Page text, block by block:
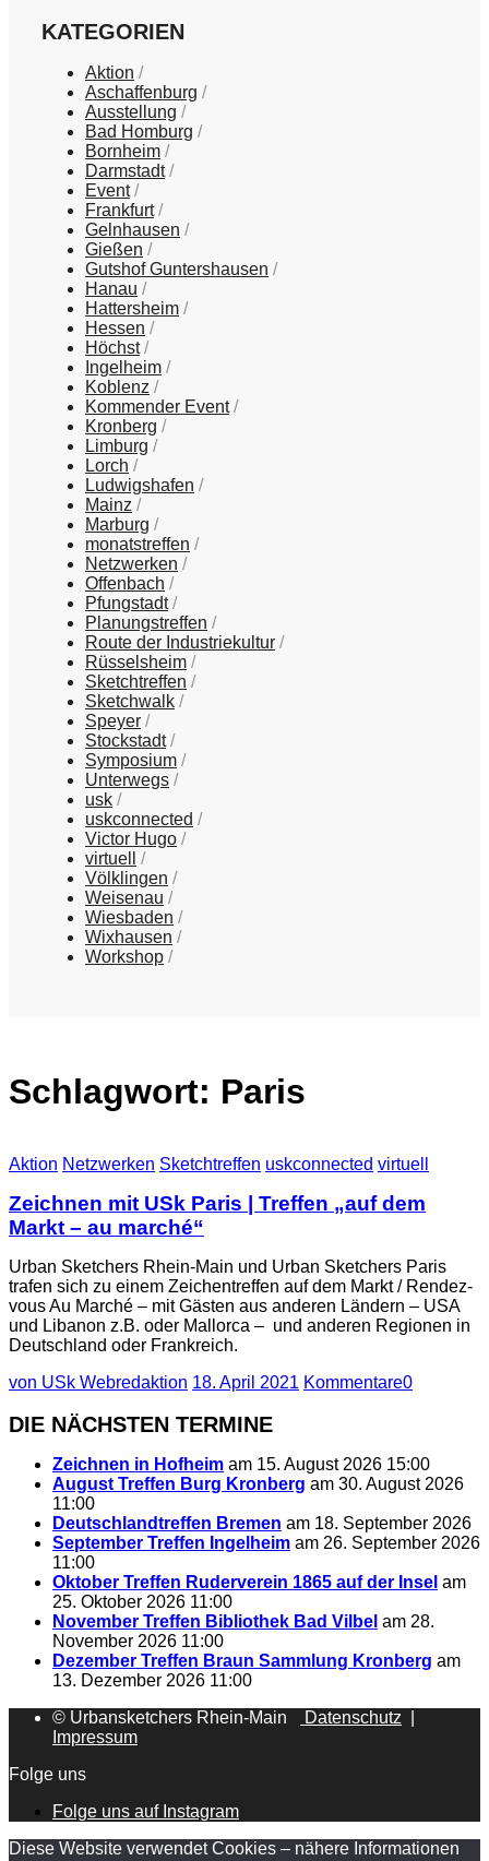
KATEGORIEN
Aktion
Aschaffenburg
Ausstellung
Bad Homburg
Bornheim
Darmstadt
Event
Frankfurt
Gelnhausen
Gießen
Gutshof Guntershausen
Hanau
Hattersheim
Hessen
Höchst
Ingelheim
Koblenz
Kommender Event
Kronberg
Limburg
Lorch
Ludwigshafen
Mainz
Marburg
monatstreffen
Netzwerken
Offenbach
Pfungstadt
Planungstreffen
Route der Industriekultur
Rüsselsheim
Sketchtreffen
Sketchwalk
Speyer
Stockstadt
Symposium
Unterwegs
usk
uskconnected
Victor Hugo
virtuell
Völklingen
Weisenau
Wiesbaden
Wixhausen
Workshop
Schlagwort: Paris
Aktion Netzwerken Sketchtreffen uskconnected virtuell
Zeichnen mit USk Paris | Treffen „auf dem
Markt – au marché“
Urban Sketchers Rhein-Main und Urban Sketchers Paris
trafen sich zu einem Zeichentreffen auf dem Markt / Rendez-
vous Au Marché – mit Gästen aus anderen Ländern – USA
und Libanon z.B. oder Mallorca – und anderen Regionen in
Deutschland oder Frankreich.
von USk Webredaktion 18. April 2021 Kommentare0
DIE NÄCHSTEN TERMINE
Zeichnen in Hofheim am 15. August 2026 15:00
August Treffen Burg Kronberg am 30. August 2026
11:00
Deutschlandtreffen Bremen am 18. September 2026
September Treffen Ingelheim am 26. September 2026
11:00
Oktober Treffen Ruderverein 1865 auf der Insel am
25. Oktober 2026 11:00
November Treffen Bibliothek Bad Vilbel am 28.
November 2026 11:00
Dezember Treffen Braun Sammlung Kronberg am
13. Dezember 2026 11:00
© Urbansketchers Rhein-Main
Datenschutz
Impressum
Folge uns
Folge uns auf Instagram
Diese Website verwendet Cookies – nähere Informationen